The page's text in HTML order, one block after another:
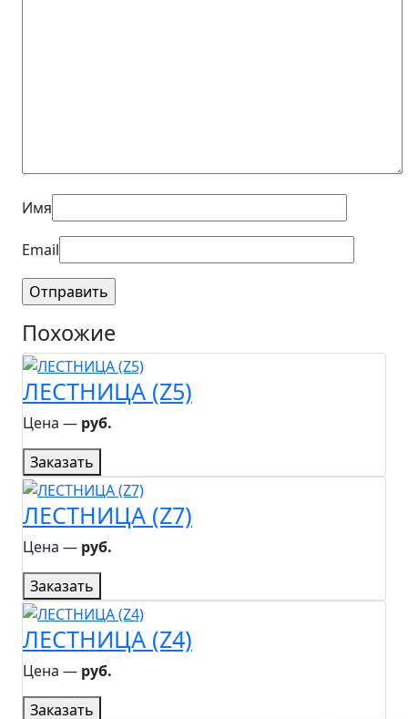
Имя
Email
Похожие
ЛЕСТНИЦА (Z5)
Цена ― руб.
Заказать
ЛЕСТНИЦА (Z7)
Цена ― руб.
Заказать
ЛЕСТНИЦА (Z4)
Цена ― руб.
Заказать